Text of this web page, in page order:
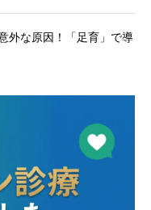
外な原因！「足育」で導